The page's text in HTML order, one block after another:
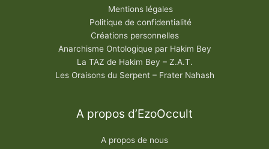
Mentions légales
Politique de confidentialité
Créations personnelles
Anarchisme Ontologique par Hakim Bey
La TAZ de Hakim Bey – Z.A.T.
Les Oraisons du Serpent – Frater Nahash
A propos d’EzoOccult
A propos de nous